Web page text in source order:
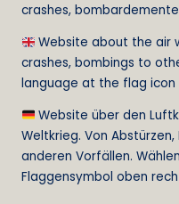
crashes,
Website about the air
crashes, bombings to
language at the flag
Website über den
Weltkrieg. Von
anderen Vorfällen.
Flaggensymbol oben